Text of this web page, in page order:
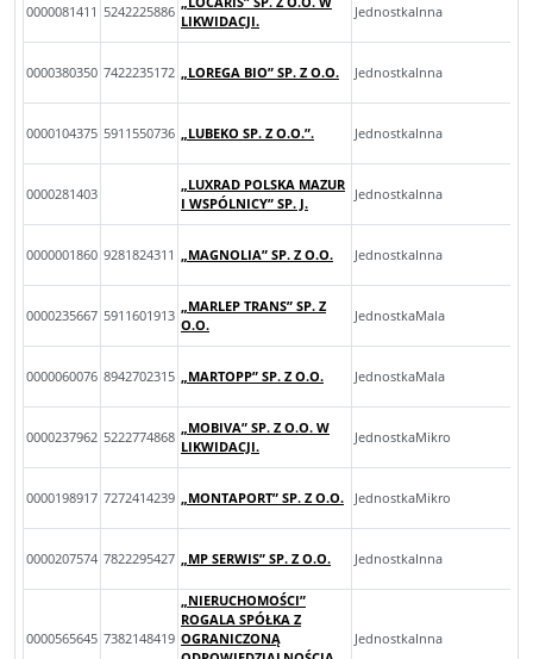
0000081411 5242225886
LIKWIDACJI.
JednostkaInna
0000380350 7422235172 „LOREGA BIO” SP. Z O.O. JednostkaInna
0000104375 5911550736 „LUBEKO SP. Z O.O.”. JednostkaInna
0000281403
„LUXRAD POLSKA MAZUR
I WSPÓLNICY” SP. J.
JednostkaInna
0000001860 9281824311 „MAGNOLIA” SP. Z O.O. JednostkaInna
0000235667 5911601913
„MARLEP TRANS” SP. Z
O.O.
JednostkaMala
0000060076 8942702315 „MARTOPP” SP. Z O.O. JednostkaMala
0000237962 5222774868
„MOBIVA” SP. Z O.O. W
LIKWIDACJI.
JednostkaMikro
0000198917 7272414239 „MONTAPORT” SP. Z O.O. JednostkaMikro
0000207574 7822295427 „MP SERWIS” SP. Z O.O. JednostkaInna
0000565645 7382148419
„NIERUCHOMOŚCI”
ROGALA SPÓŁKA Z
OGRANICZONĄ
JednostkaInna